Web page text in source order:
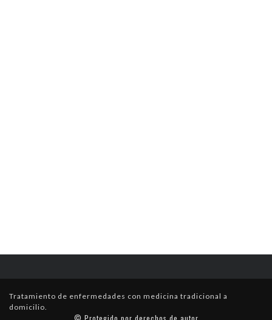
Tratamiento de enfermedades con medicina tradicional a
domicilio.